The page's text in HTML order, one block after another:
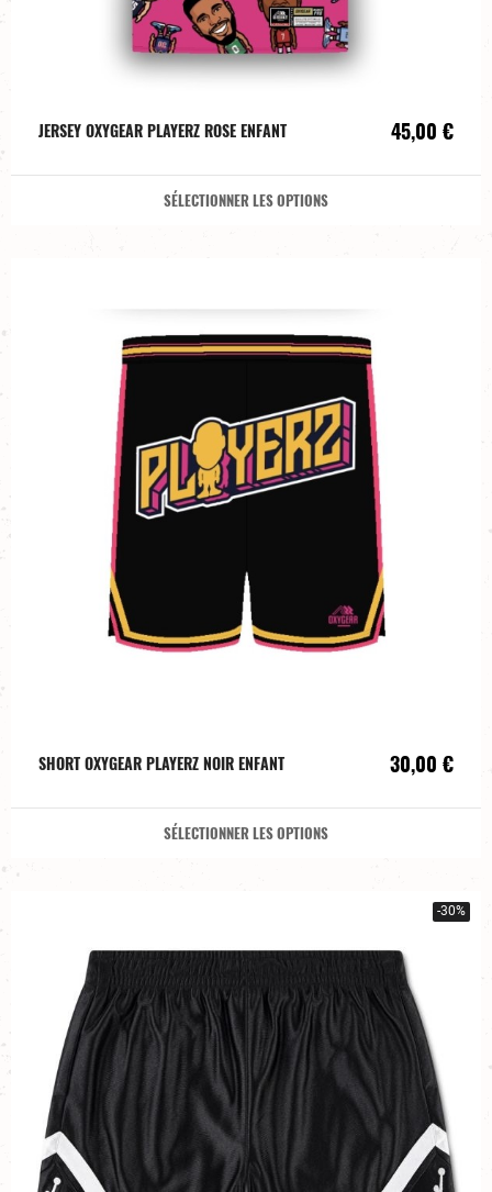
JERSEY OXYGEAR PLAYERZ ROSE ENFANT 45,00 €
SÉLECTIONNER LES OPTIONS
SHORT OXYGEAR PLAYERZ NOIR ENFANT 30,00 €
SÉLECTIONNER LES OPTIONS
-30%